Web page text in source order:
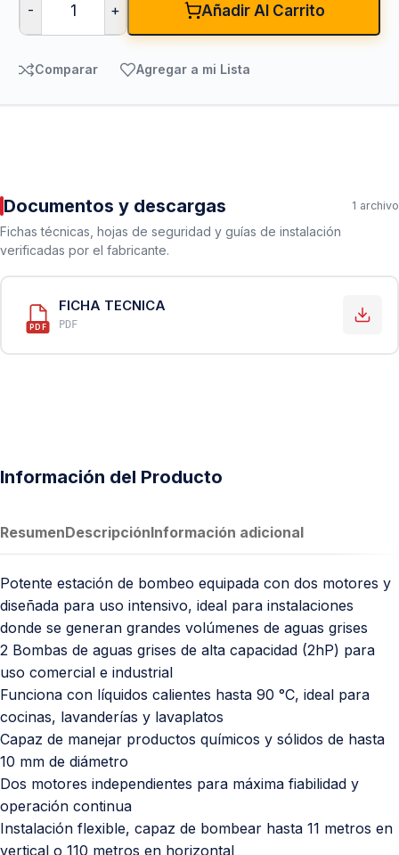
- + Añadir Al Carrito
Comparar Agregar a mi Lista
Documentos y descargas 1 archivo
Fichas técnicas, hojas de seguridad y guías de instalación
verificadas por el fabricante.
PDF
FICHA TECNICA
PDF
Información del Producto
ResumenDescripciónInformación adicional
Potente estación de bombeo equipada con dos motores y
diseñada para uso intensivo, ideal para instalaciones
donde se generan grandes volúmenes de aguas grises
2 Bombas de aguas grises de alta capacidad (2hP) para
uso comercial e industrial
Funciona con líquidos calientes hasta 90 °C, ideal para
cocinas, lavanderías y lavaplatos
Capaz de manejar productos químicos y sólidos de hasta
10 mm de diámetro
Dos motores independientes para máxima fiabilidad y
operación continua
Instalación flexible, capaz de bombear hasta 11 metros en
vertical o 110 metros en horizontal